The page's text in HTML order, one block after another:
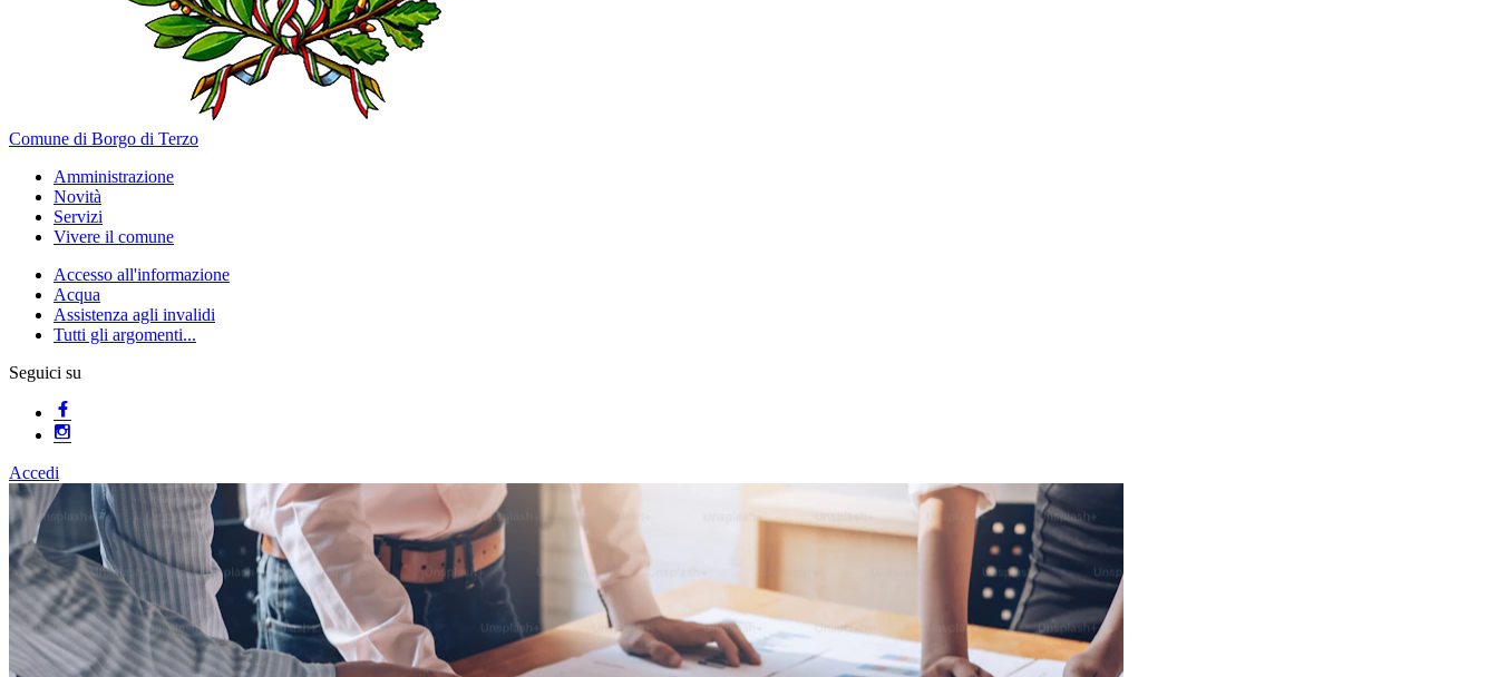
Comune di Borgo di Terzo
Amministrazione
Novità
Servizi
Vivere il comune
Accesso all'informazione
Acqua
Assistenza agli invalidi
Tutti gli argomenti...
Seguici su
Accedi